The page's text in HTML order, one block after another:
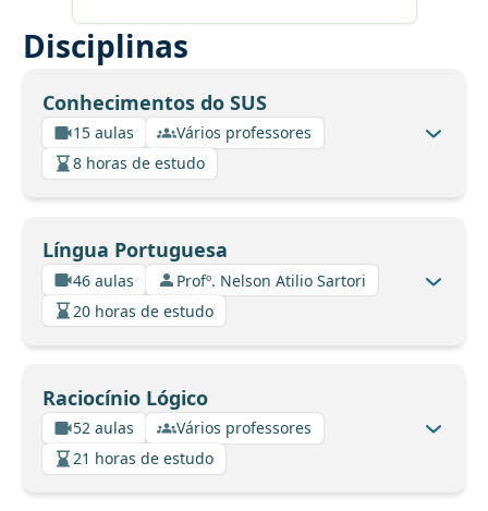
Disciplinas
Conhecimentos do SUS
15 aulas
Vários professores
8 horas de estudo
Língua Portuguesa
46 aulas
Profº. Nelson Atilio Sartori
20 horas de estudo
Raciocínio Lógico
52 aulas
Vários professores
21 horas de estudo